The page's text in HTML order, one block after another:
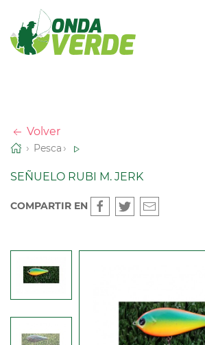
Volver
Pesca
SEÑUELO RUBI M. JERK
COMPARTIR EN